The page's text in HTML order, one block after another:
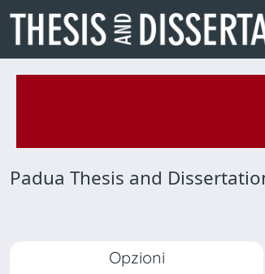
Padua Thesis and
Opzioni